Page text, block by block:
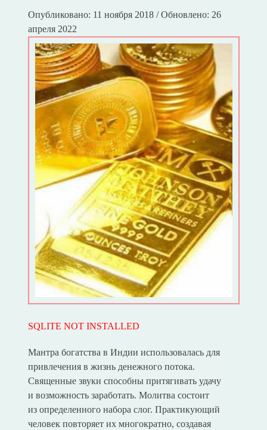
Опубликовано: 11 ноября 2018 / Обновлено: 26
апреля 2022
SQLITE NOT INSTALLED
Мантра богатства в Индии использовалась для
привлечения в жизнь денежного потока.
Священные звуки способны притягивать удачу
и возможность заработать. Молитва состоит
из определенного набора слог. Практикующий
человек повторяет их многократно, создавая